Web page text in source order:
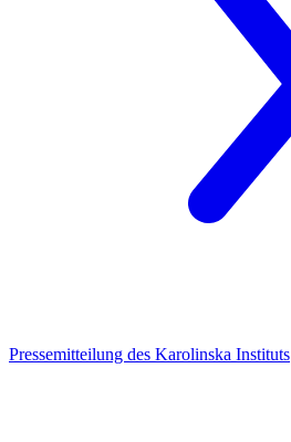
Pressemitteilung des Karolinska Instituts